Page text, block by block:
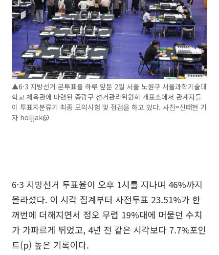
▲6·3 지방선거 본투표를 하루 앞둔 2일 서울 노원구 서울과학기술대
학교 체육관에 마련된 중랑구 선거관리위원회 개표소에서 관계자들
이 투표지분류기 최종 모의시험 및 점검을 하고 있다. 사진=신태현 기
자 holjjak@
6·3 지방선거 투표율이 오후 1시를 지나며 46%까지
올라섰다. 이 시각 집계부터 사전투표 23.51%가 한
꺼번에 더해지면서 정오 무렵 19%대에 머물던 수치
가 가파르게 뛰었고, 4년 전 같은 시각보다 7.7%포인
트(p) 높은 기록이다.